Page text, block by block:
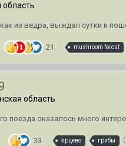
область
из ведра, выждал сутки и
21 mushroom forest
область
поезда оказалось много
33 ярцево грибы